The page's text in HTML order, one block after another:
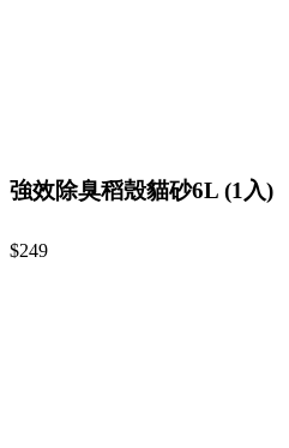
強效除臭稻殼貓砂6L (1入)
$249